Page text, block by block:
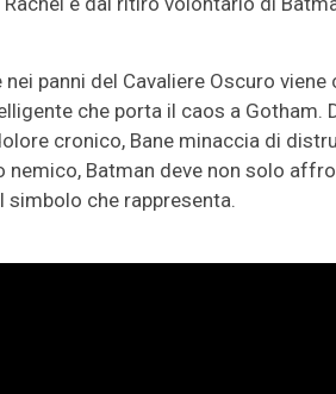
panni del Cavaliere Oscuro viene
che porta il caos a Gotham.
cronico, Bane minaccia di
nemico, Batman deve non solo
che rappresenta.